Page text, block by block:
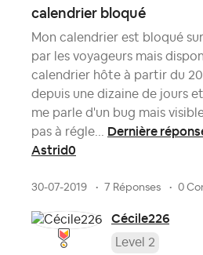
calendrier bloqué
Mon calendrier est bloqué
par les voyageurs mais
calendrier hôte à partir du
depuis une dizaine de jours
me parle d'un bug mais
pas à régle... Dernière
Astrid0
30-07-2019 7 Réponses 0
Cécile226
Level 2